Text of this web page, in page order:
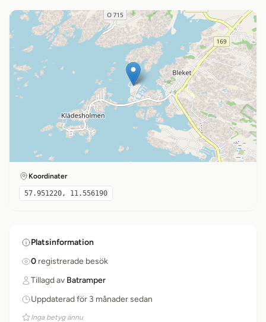
Koordinater
57.951220, 11.556190
Platsinformation
0 registrerade besök
Tillagd av Batramper
Uppdaterad för 3 månader sedan
Inga betyg ännu